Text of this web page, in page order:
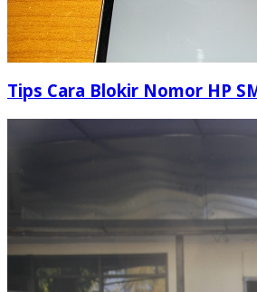
Tips Cara Blokir Nomor HP